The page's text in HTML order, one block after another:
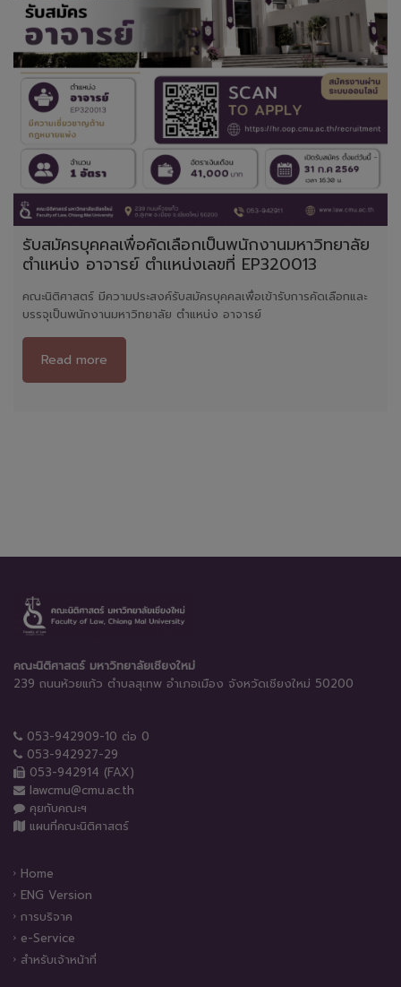
รับสมัครบุคคลเพื่อคัดเลือกเป็นพนักงานมหาวิทยาลัย
ตำแหน่ง อาจารย์ ตำแหน่งเลขที่ EP320013
คณะนิติศาสตร์ มีความประสงค์รับสมัครบุคคลเพื่อเข้ารับการคัดเลือกและ
บรรจุเป็นพนักงานมหาวิทยาลัย ตำแหน่ง อาจารย์
Read more
คณะนิติศาสตร์ มหาวิทยาลัยเชียงใหม่
239 ถนนห้วยแก้ว ตำบลสุเทพ อำเภอเมือง จังหวัดเชียงใหม่ 50200
053-942909-10 ต่อ 0
053-942927-29
053-942914 (FAX)
lawcmu@cmu.ac.th
คุยกับคณะฯ
แผนที่คณะนิติศาสตร์
Home
ENG Version
การบริจาค
e-Service
สำหรับเจ้าหน้าที่